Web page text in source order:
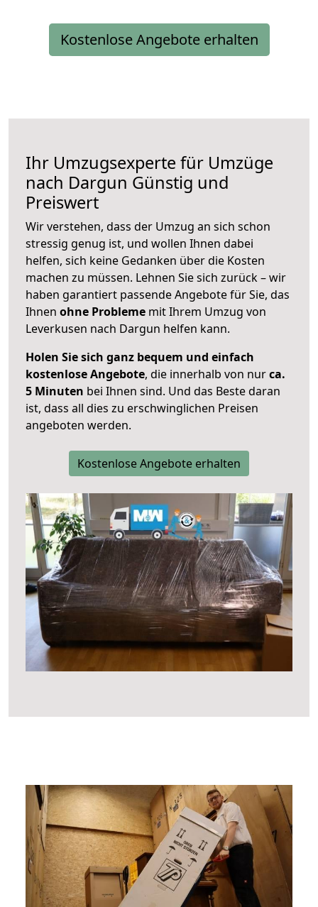
Kostenlose Angebote erhalten
Ihr Umzugsexperte für Umzüge
nach Dargun Günstig und
Preiswert
Wir verstehen, dass der Umzug an sich schon
stressig genug ist, und wollen Ihnen dabei
helfen, sich keine Gedanken über die Kosten
machen zu müssen. Lehnen Sie sich zurück – wir
haben garantiert passende Angebote für Sie, das
Ihnen ohne Probleme mit Ihrem Umzug von
Leverkusen nach Dargun helfen kann.
Holen Sie sich ganz bequem und einfach
kostenlose Angebote, die innerhalb von nurca.
5 Minuten bei Ihnen sind. Und das Beste daran
ist, dass all dies zu erschwinglichen Preisen
angeboten werden.
Kostenlose Angebote erhalten